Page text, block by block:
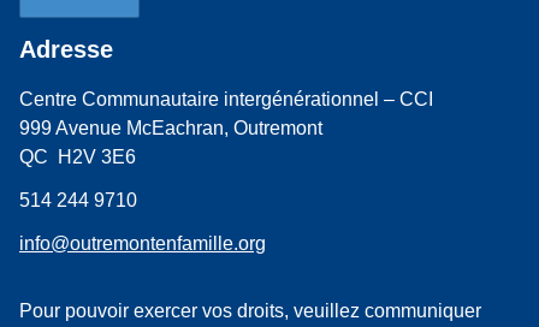
Adresse
Centre Communautaire intergénérationnel – CCI
999 Avenue McEachran, Outremont
QC H2V 3E6
514 244 9710
info@outremontenfamille.org
Pour pouvoir exercer vos droits, veuillez communiquer